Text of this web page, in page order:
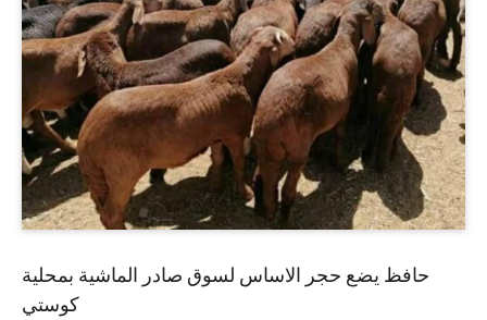
حافظ يضع حجر الاساس لسوق صادر الماشية بمحلية
كوستي